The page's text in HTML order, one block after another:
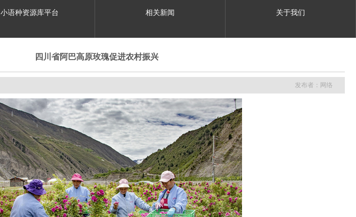
小语种资源库平台 相关新闻 关于我们
四川省阿巴高原玫瑰促进农村振兴
发布者：网络